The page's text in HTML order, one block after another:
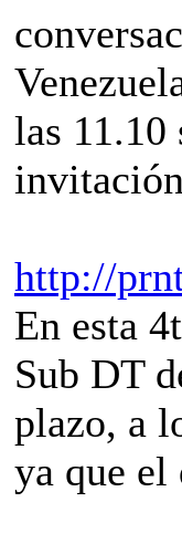
las 11.10
http://
En esta
Sub DT
plazo, a
ya que el